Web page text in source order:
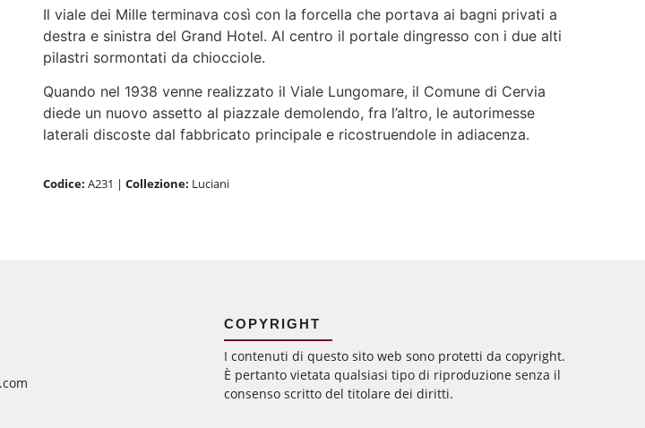
Il viale dei Mille terminava così con la forcella che portava ai bagni privati a
destra e sinistra del Grand Hotel. Al centro il portale dingresso con i due alti
pilastri sormontati da chiocciole.
Quando nel 1938 venne realizzato il Viale Lungomare, il Comune di Cervia
diede un nuovo assetto al piazzale demolendo, fra l’altro, le autorimesse
laterali discoste dal fabbricato principale e ricostruendole in adiacenza.
Codice: A231 | Collezione: Luciani
COPYRIGHT
I contenuti di questo sito web sono protetti da copyright.
È pertanto vietata qualsiasi tipo di riproduzione senza il
consenso scritto del titolare dei diritti.